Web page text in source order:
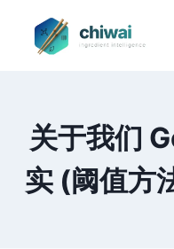
Inhalt
springen
关于我们
实 (阈值方